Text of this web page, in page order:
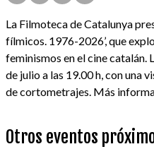
La Filmoteca de Catalunya
fílmicos. 1976-2026’, que
feminismos en el cine catalán.
de julio a las 19.00 h, con una
de cortometrajes. Más
Otros eventos